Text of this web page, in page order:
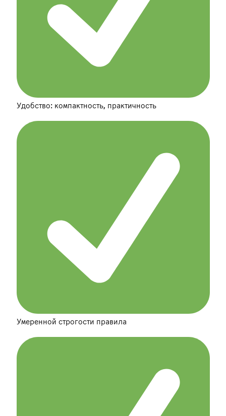
Удобство: компактность, практичность
Умеренной строгости правила